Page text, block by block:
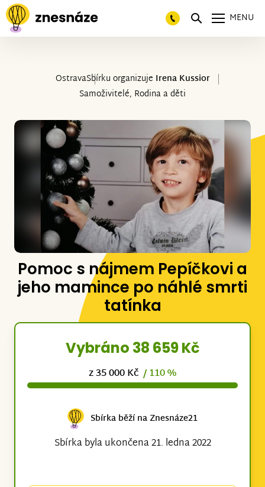
MENU
OstravaSbírku organizuje Irena Kussior
Samoživitelé, Rodina a děti
Pomoc s nájmem Pepíčkovi a
jeho mamince po náhlé smrti
tatínka
Vybráno 38 659 Kč
z 35 000 Kč / 110 %
Sbírka běží na Znesnáze21
Sbírka byla ukončena 21. ledna 2022